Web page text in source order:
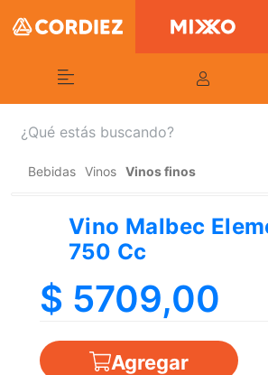
Bebidas Vinos Vinos finos
Vino Malbec
750 Cc
$ 5709,00
Agregar